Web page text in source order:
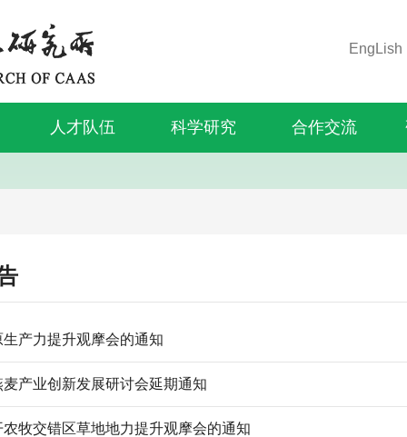
EngLish
人才队伍 科学研究 合作交流
产力提升观摩会的通知
产业创新发展研讨会延期通知
牧交错区草地地力提升观摩会的通知